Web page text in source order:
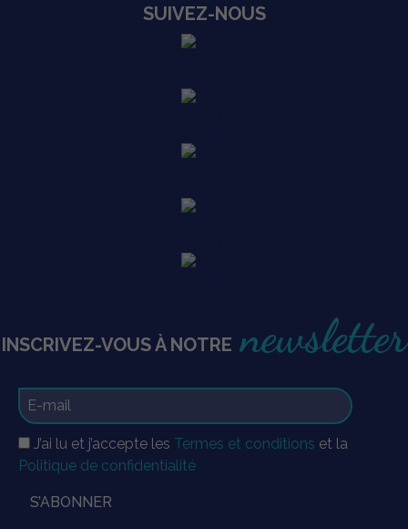
SUIVEZ-NOUS
INSCRIVEZ-VOUS À NOTREnewsletter
J’ai lu et j’accepte les Termes et conditions et la
Politique de confidentialité
S’ABONNER